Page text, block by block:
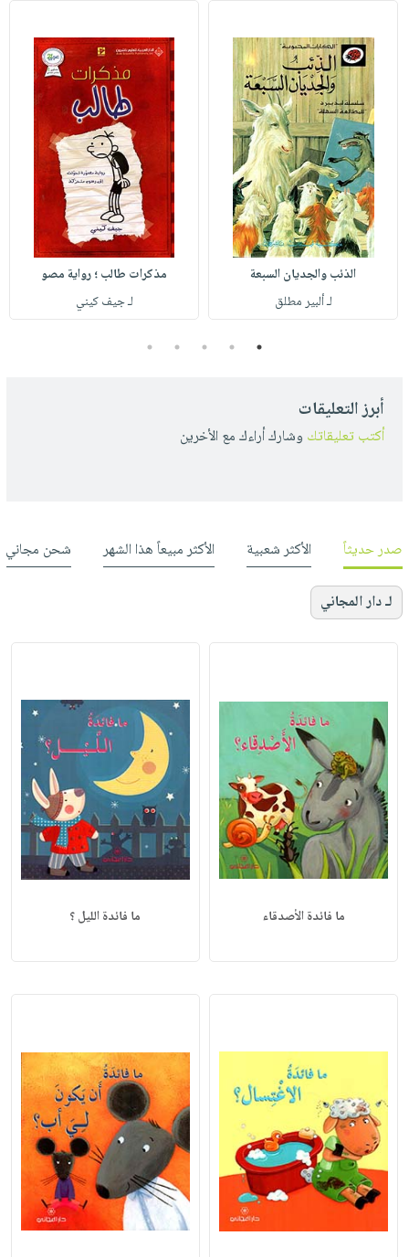
الذئب والجديان السبعة
لـ ألبير مطلق
مذكرات طالب ؛ رواية مصو
لـ جيف كيني
1
2
3
4
5
أبرز التعليقات
أكتب تعليقاتك وشارك أراءك مع الأخرين
صدر حديثاً الأكثر شعبية الأكثر مبيعاً هذا الشهر شحن مجاني
لـ دار المجاني
ما فائدة الأصدقاء ما فائدة الليل ؟